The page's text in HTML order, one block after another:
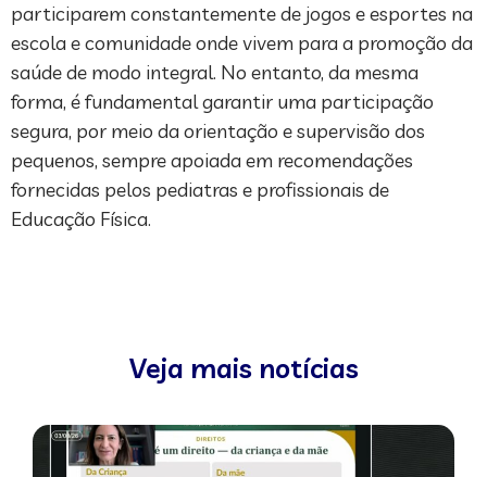
participarem constantemente de jogos e esportes na
escola e comunidade onde vivem para a promoção da
saúde de modo integral. No entanto, da mesma
forma, é fundamental garantir uma participação
segura, por meio da orientação e supervisão dos
pequenos, sempre apoiada em recomendações
fornecidas pelos pediatras e profissionais de
Educação Física.
Veja mais notícias